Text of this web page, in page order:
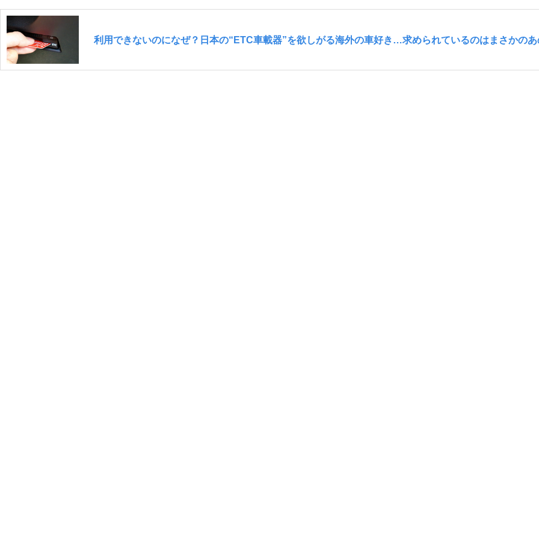
利用できないのになぜ？日本の“ETC車載器”を欲しがる海外の車好き…求められているのはまさかの